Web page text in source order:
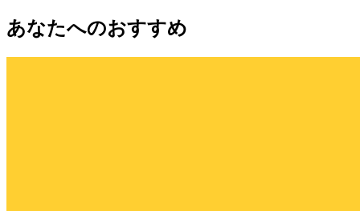
あなたへのおすすめ